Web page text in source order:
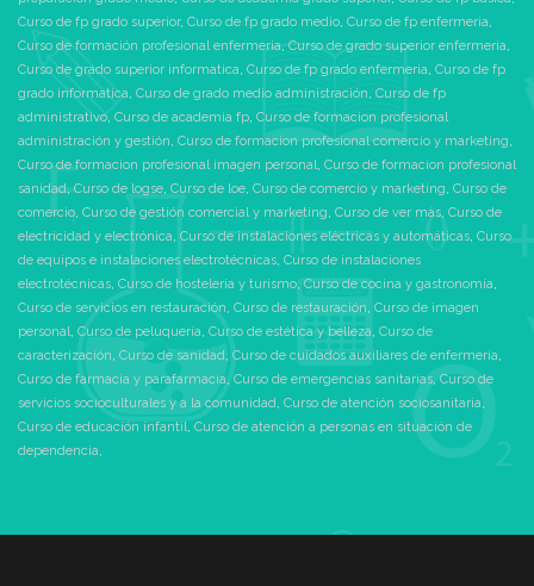
Curso de fp grado superior, Curso de fp grado medio, Curso de fp enfermeria,
Curso de formación profesional enfermeria,Curso de grado superior enfermeria,
Curso de grado superior informatica, Curso de fp grado enfermeria, Curso de fp
grado informatica, Curso de grado medio administración, Curso de fp
administrativo, Curso de academia fp, Curso de formacion profesional
administración y gestión, Curso de formacion profesional comercio y marketing,
Curso de formacion profesional imagen personal, Curso de formacion profesional
sanidad,Curso de logse, Curso de loe, Curso de comercio y marketing, Curso de
comercio, Curso de gestión comercial y marketing, Curso de ver más, Curso de
electricidad y electrónica, Curso de instalaciones eléctricas y automáticas, Curso
de equipos e instalaciones electrotécnicas, Curso de instalaciones
electrotécnicas, Curso de hostelería y turismo,Curso de cocina y gastronomía,
Curso de servicios en restauración, Curso de restauración, Curso de imagen
personal, Curso de peluquería, Curso de estética y belleza, Curso de
caracterización, Curso de sanidad, Curso de cuidados auxiliares de enfermería,
Curso de farmacia y parafarmacia,Curso de emergencias sanitarias,Curso de
servicios socioculturales y a la comunidad, Curso de atención sociosanitaria,
Curso de educación infantil, Curso de atención a personas en situación de
dependencia,